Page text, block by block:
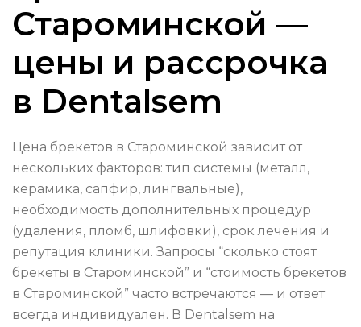
Староминской —
цены и рассрочка
в Dentalsem
Цена брекетов в Староминской зависит от
нескольких факторов: тип системы (металл,
керамика, сапфир, лингвальные),
необходимость дополнительных процедур
(удаления, пломб, шлифовки), срок лечения и
репутация клиники. Запросы “сколько стоят
брекеты в Староминской” и “стоимость брекетов
в Староминской” часто встречаются — и ответ
всегда индивидуален. В Dentalsem на